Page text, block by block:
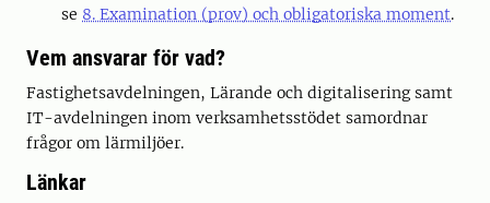
se 8. Examination (prov) och obligatoriska moment.
Vem ansvarar för vad?
Fastighetsavdelningen, Lärande och digitalisering samt
IT-avdelningen inom verksamhetsstödet samordnar
frågor om lärmiljöer.
Länkar